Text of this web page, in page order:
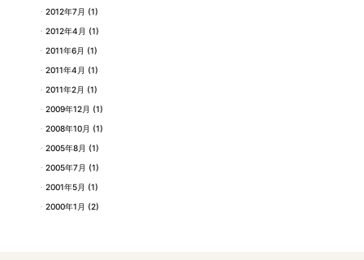
2012年7月 (1)
2012年4月 (1)
2011年6月 (1)
2011年4月 (1)
2011年2月 (1)
2009年12月 (1)
2008年10月 (1)
2005年8月 (1)
2005年7月 (1)
2001年5月 (1)
2000年1月 (2)